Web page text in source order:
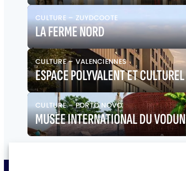
CULTURE – ZUYDCOOTE
LA FERME NORD
CULTURE–VALENCIENNES
ESPACE POLYVALENT ET CULTUREL
CULTURE–PORTO NOVO
MUSEE INTERNATIONAL DU VODUN